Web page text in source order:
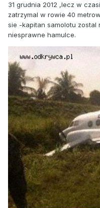
31 grudnia 2012 ,lecz w
zatrzymal w rowie 40
sie -kapitan samolotu zostal
niesprawne hamulce.